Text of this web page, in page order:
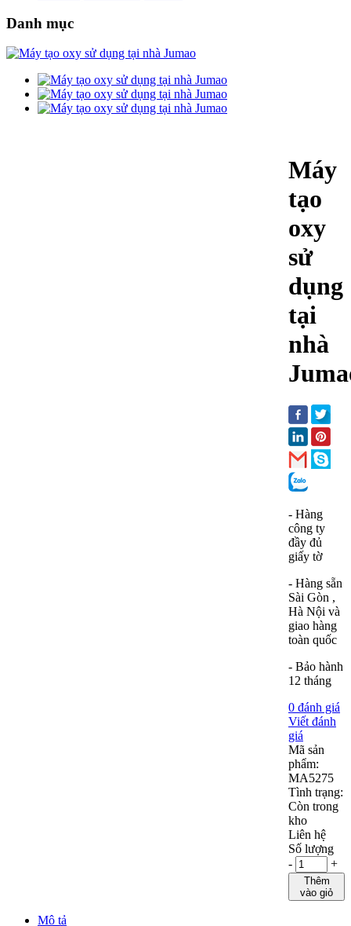
Danh mục
Máy
tạo
oxy
sử
dụng
tại
nhà
- Hàng
công ty
đầy đủ
giấy tờ
- Hàng sẵn
Sài Gòn ,
Hà Nội và
giao hàng
toàn quốc
- Bảo hành
12 tháng
0 đánh giá
Viết đánh
giá
Mã sản
phẩm:
MA5275
Tình trạng:
Còn trong
kho
Liên hệ
Số lượng
-
+
Thêm
vào giỏ
Mô tả